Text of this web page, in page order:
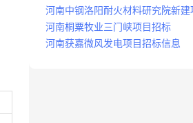
河南中钢洛阳耐火材料研究院新建
标
河南桐粟牧业三门峡项目招标
河南获嘉微风发电项目招标信息